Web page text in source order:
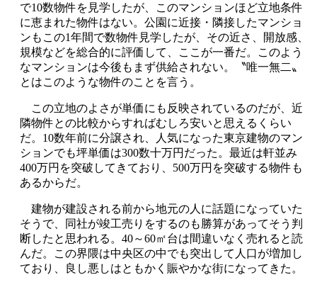
で10数物件を見学したが、このマンションほど立地条件
に恵まれた物件はない。公園に近接・隣接したマンショ
ンもこの1年間で数物件見学したが、その近さ、開放感、
規模などを総合的に評価して、ここが一番だ。このよう
なマンションは今後もまず供給されない。〝唯一無二〟
とはこのような物件のことを言う。
この立地のよさが単価にも反映されているのだが、近
隣物件との比較からすればむしろ安いと思えるくらい
だ。10数年前に分譲され、人気になった東京建物のマン
ションでも坪単価は300数十万円だった。最近は軒並み
400万円を突破してきており、500万円を突破する物件も
あるからだ。
建物が建設される前から地元の人に話題になっていた
そうで、同社が竣工売りをするのも勝算があってそう判
断したと思われる。40～60㎡台は間違いなく売れると読
んだ。この界隈は中央区の中でも突出して人口が増加し
ており、良し悪しはともかく賑やかな街になってきた。